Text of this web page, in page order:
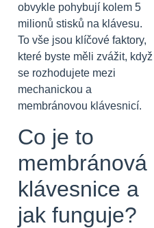
obvykle pohybují kolem 5
milionů stisků na klávesu.
To vše jsou klíčové faktory,
které byste měli zvážit, když
se rozhodujete mezi
mechanickou a
membránovou klávesnicí.
Co je to
membránová
klávesnice a
jak funguje?